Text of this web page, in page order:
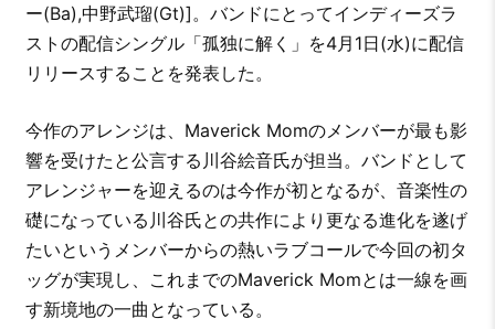
ー(Ba),中野武瑠(Gt)]。バンドにとってインディーズラ
ストの配信シングル「孤独に解く」を4月1日(水)に配信
リリースすることを発表した。
今作のアレンジは、Maverick Momのメンバーが最も影
響を受けたと公言する川谷絵音氏が担当。バンドとして
アレンジャーを迎えるのは今作が初となるが、音楽性の
礎になっている川谷氏との共作により更なる進化を遂げ
たいというメンバーからの熱いラブコールで今回の初タ
ッグが実現し、これまでのMaverick Momとは一線を画
す新境地の一曲となっている。